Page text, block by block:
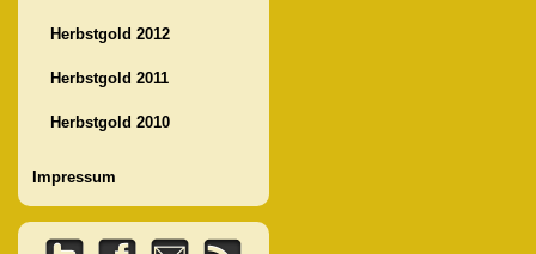
Herbstgold 2012
Herbstgold 2011
Herbstgold 2010
Impressum